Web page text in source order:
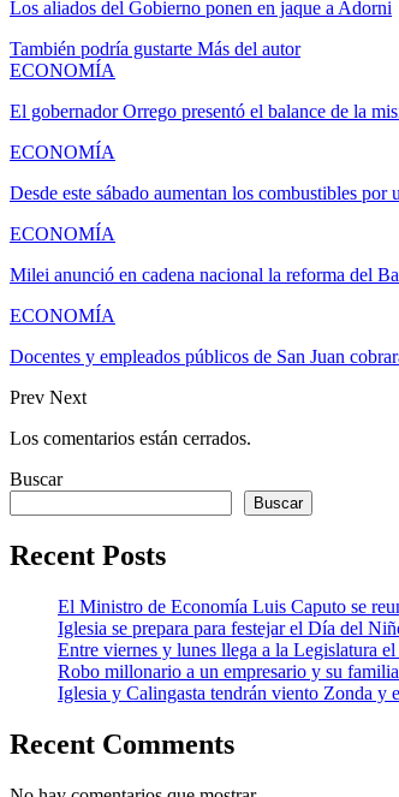
Los aliados del Gobierno ponen en jaque a Adorni
También podría gustarte Más del autor
ECONOMÍA
El gobernador Orrego presentó el balance de la
ECONOMÍA
Desde este sábado aumentan los combustibles
ECONOMÍA
Milei anunció en cadena nacional la reforma del
ECONOMÍA
Docentes y empleados públicos de San Juan
Prev Next
Los comentarios están cerrados.
Buscar
Buscar
Recent Posts
El Ministro de Economía Luis Caputo se
Iglesia se prepara para festejar el Día del
Entre viernes y lunes llega a la Legislatura
Robo millonario a un empresario y su
Iglesia y Calingasta tendrán viento Zonda y
Recent Comments